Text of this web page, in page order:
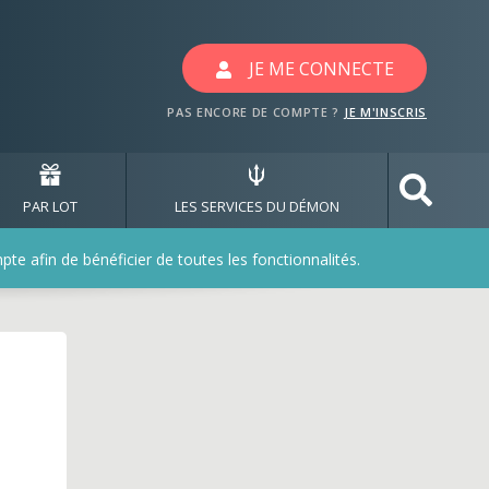
JE ME CONNECTE
PAS ENCORE DE COMPTE ? JE M'INSCRIS
PAR LOT LES SERVICES DU DÉMON
afin de bénéficier de toutes les fonctionnalités.